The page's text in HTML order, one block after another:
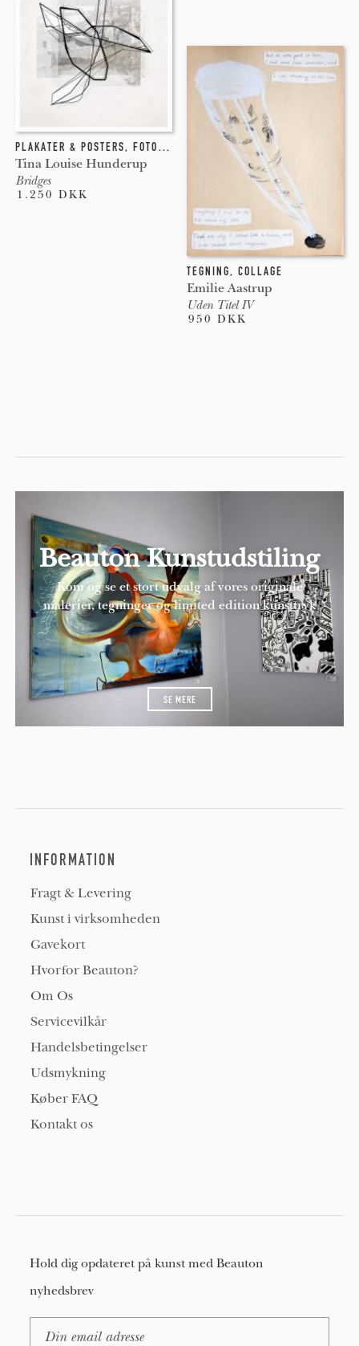
PLAKATER & POSTERS, FOTOGRAFI COLLAGE,NEW-MEDIA
Tina Louise Hunderup
Bridges
1.250 DKK
TEGNING, COLLAGE
Emilie Aastrup
Uden Titel IV
950 DKK
Beauton Kunstudstiling
Kom og se et stort udvalg af vores originale
malerier, tegninger og limited edition kunsttryk
SE MERE
INFORMATION
Fragt & Levering
Kunst i virksomheden
Gavekort
Hvorfor Beauton?
Om Os
Servicevilkår
Handelsbetingelser
Udsmykning
Køber FAQ
Kontakt os
Hold dig opdateret på kunst med Beauton
nyhedsbrev